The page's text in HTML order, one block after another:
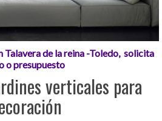
Talavera de la reina -Toledo, solicita
o presupuesto
verticales para